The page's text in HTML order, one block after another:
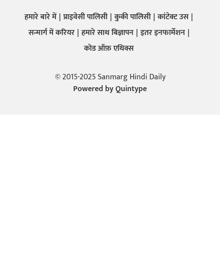
हमारे बारे में प्राइवेसी पालिसी कुकी पालिसी कांटेक्ट उस
सन्मार्ग में करियर हमारे साथ बिज्ञापन इतर इनफार्मेशन
कोड ऑफ़ एथिक्स
© 2015-2025 Sanmarg Hindi Daily
Powered byQuintype